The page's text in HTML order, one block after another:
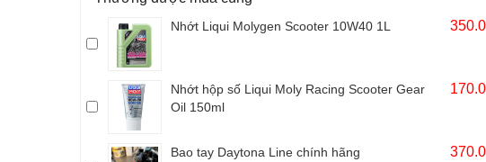
Nhớt Liqui Molygen Scooter 10W40 1L
Nhớt hộp số Liqui Moly Racing Scooter Gear
Oil 150ml
Bao tay Daytona Line chính hãng